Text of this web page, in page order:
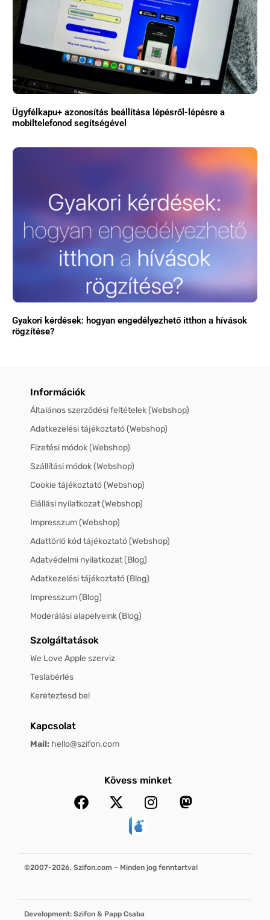
Ügyfélkapu+ azonosítás beállítása lépésről-lépésre a
mobiltelefonod segítségével
Gyakori kérdések: hogyan engedélyezhető itthon a hívások
rögzítése?
Információk
Általános szerződési feltételek (Webshop)
Adatkezelési tájékoztató (Webshop)
Fizetési módok (Webshop)
Szállítási módok (Webshop)
Cookie tájékoztató (Webshop)
Elállási nyilatkozat (Webshop)
Impresszum (Webshop)
Adattörlő kód tájékoztató (Webshop)
Adatvédelmi nyilatkozat (Blog)
Adatkezelési tájékoztató (Blog)
Impresszum (Blog)
Moderálási alapelveink (Blog)
Szolgáltatások
We Love Apple szerviz
Teslabérlés
Kereteztesd be!
Kapcsolat
Mail: hello@szifon.com
Kövess minket
©2007-2026, Szifon.com – Minden jog fenntartva!
Development: Szifon & Papp Csaba